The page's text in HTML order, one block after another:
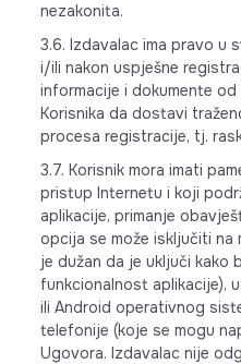
nezakonita.
3.6. Izdavalac ima pravo u
i/ili nakon uspješne
informacije i dokumente od
Korisnika da dostavi
procesa registracije, tj.
3.7. Korisnik mora imati
pristup Internetu i koji
aplikacije, primanje
opcija se može isključiti na
je dužan da je uključi kako
funkcionalnost aplikacije),
ili Android operativnog
telefonije (koje se mogu
Ugovora. Izdavalac nije